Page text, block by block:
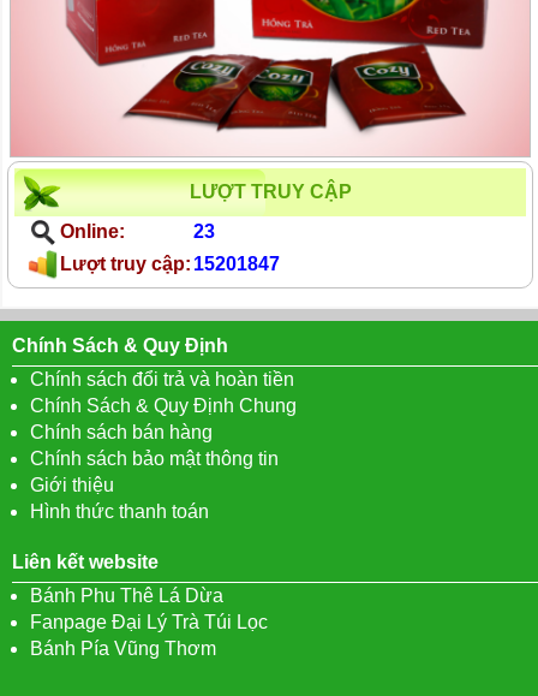
LƯỢT TRUY CẬP
Online:
23
Lượt truy cập: 15201847
Chính Sách & Quy Định
Chính sách đổi trả và hoàn tiền
Chính Sách & Quy Định Chung
Chính sách bán hàng
Chính sách bảo mật thông tin
Giới thiệu
Hình thức thanh toán
Liên kết website
Bánh Phu Thê Lá Dừa
Fanpage Đại Lý Trà Túi Lọc
Bánh Pía Vũng Thơm